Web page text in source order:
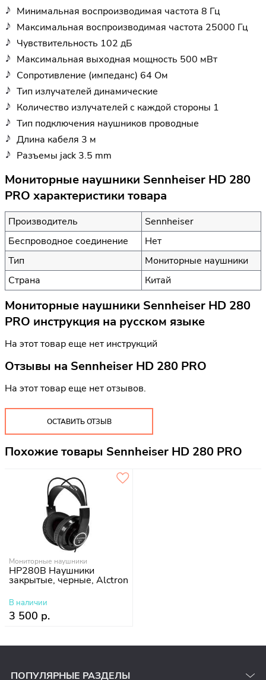
Минимальная воспроизводимая частота 8 Гц
Максимальная воспроизводимая частота 25000 Гц
Чувствительность 102 дБ
Максимальная выходная мощность 500 мВт
Сопротивление (импеданс) 64 Ом
Тип излучателей динамические
Количество излучателей с каждой стороны 1
Тип подключения наушников проводные
Длина кабеля 3 м
Разъемы jack 3.5 mm
Мониторные наушники Sennheiser HD 280
PRO характеристики товара
Производитель
Sennheiser
Беспроводное соединение
Нет
Тип
Мониторные наушники
Страна
Китай
Мониторные наушники Sennheiser HD 280
PRO инструкция на русском языке
На этот товар еще нет инструкций
Отзывы на Sennheiser HD 280 PRO
На этот товар еще нет отзывов.
ОСТАВИТЬ ОТЗЫВ
Похожие товары Sennheiser HD 280 PRO
Мониторные наушники
HP280B Наушники
закрытые, черные, Alctron
В наличии
3 500 р.
ПОПУЛЯРНЫЕ РАЗДЕЛЫ